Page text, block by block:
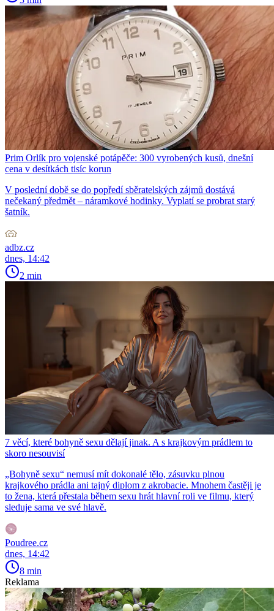
Prim Orlík pro vojenské potápěče: 300 vyrobených kusů, dnešní
cena v desítkách tisíc korun
V poslední době se do popředí sběratelských zájmů dostává
nečekaný předmět – náramkové hodinky. Vyplatí se probrat starý
šatník.
adbz.cz
dnes, 14:42
2 min
7 věcí, které bohyně sexu dělají jinak. A s krajkovým prádlem to
skoro nesouvisí
„Bohyně sexu“ nemusí mít dokonalé tělo, zásuvku plnou
krajkového prádla ani tajný diplom z akrobacie. Mnohem častěji je
to žena, která přestala během sexu hrát hlavní roli ve filmu, který
sleduje sama ve své hlavě.
Poudree.cz
dnes, 14:42
8 min
Reklama